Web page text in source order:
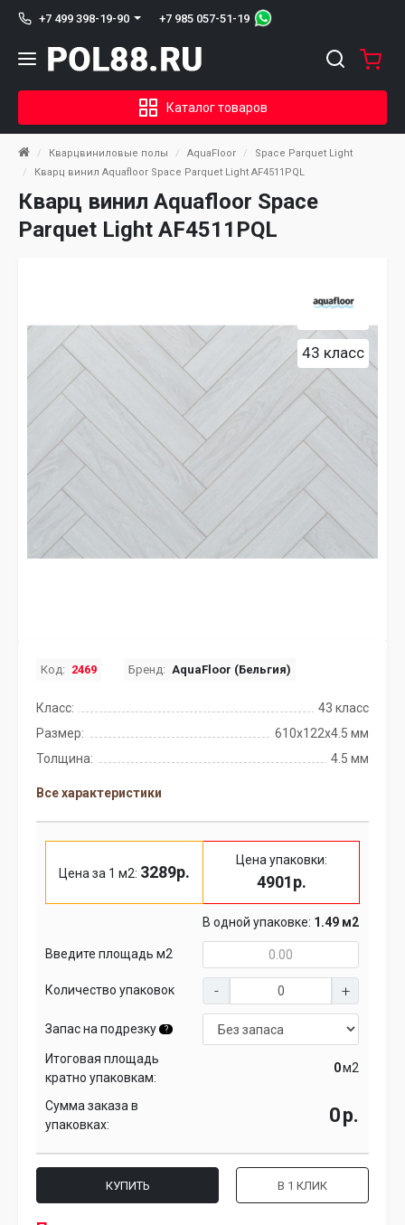
+7 499 398-19-90 +7 985 057-51-19
Каталог товаров
Кварцвиниловые полы AquaFloor
Space Parquet Light
Кварц винил Aquafloor Space Parquet Light AF4511PQL
Кварц винил Aquafloor Space
Parquet Light AF4511PQL
43 класс
Код: 2469 Бренд: AquaFloor (Бельгия)
Класс:
43 класс
Размер:
610x122x4.5 мм
Толщина:
4.5 мм
Все характеристики
Цена за 1 м2: 3289р.
Цена упаковки:
4901р.
В одной упаковке: 1.49 м2
Введите площадь м2
Количество упаковок
Запас на подрезку ?
Итоговая площадь
кратно упаковкам:
м2
Сумма заказа в
упаковках:
р.
КУПИТЬ В 1 КЛИК